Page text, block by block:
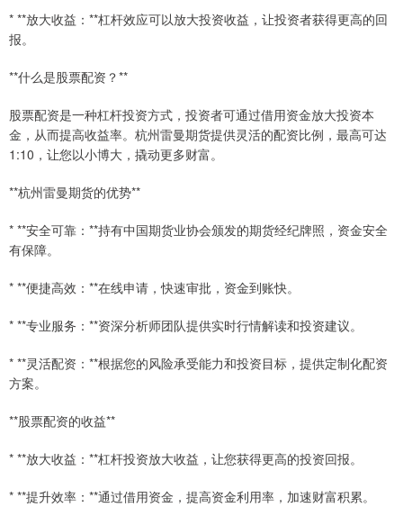
* **放大收益：**杠杆效应可以放大投资收益，让投资者获得更高的回
报。
**什么是股票配资？**
股票配资是一种杠杆投资方式，投资者可通过借用资金放大投资本
金，从而提高收益率。杭州雷曼期货提供灵活的配资比例，最高可达
1:10，让您以小博大，撬动更多财富。
**杭州雷曼期货的优势**
* **安全可靠：**持有中国期货业协会颁发的期货经纪牌照，资金安全
有保障。
* **便捷高效：**在线申请，快速审批，资金到账快。
* **专业服务：**资深分析师团队提供实时行情解读和投资建议。
* **灵活配资：**根据您的风险承受能力和投资目标，提供定制化配资
方案。
**股票配资的收益**
* **放大收益：**杠杆投资放大收益，让您获得更高的投资回报。
* **提升效率：**通过借用资金，提高资金利用率，加速财富积累。